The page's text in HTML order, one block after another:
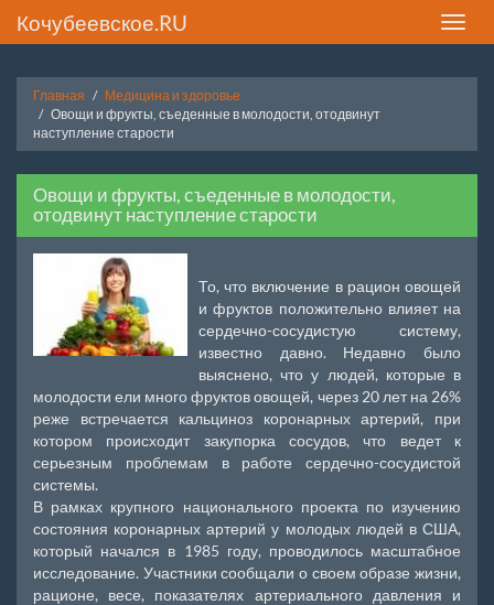
Toggle
Кочубеевское.RU
Главная
Медицина и здоровье
Овощи и фрукты, съеденные в молодости, отодвинут
наступление старости
Овощи и фрукты, съеденные в молодости,
отодвинут наступление старости
То, что включение в рацион овощей
и фруктов положительно влияет на
сердечно-сосудистую систему,
известно давно. Недавно было
выяснено, что у людей, которые в
молодости ели много фруктов овощей, через 20 лет на 26%
реже встречается кальциноз коронарных артерий, при
котором происходит закупорка сосудов, что ведет к
серьезным проблемам в работе сердечно-сосудистой
системы.
В рамках крупного национального проекта по изучению
состояния коронарных артерий у молодых людей в США,
который начался в 1985 году, проводилось масштабное
исследование. Участники сообщали о своем образе жизни,
рационе, весе, показателях артериального давления и